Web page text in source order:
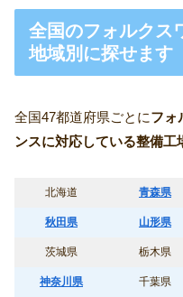
全国のフォルクス
地域別に探せます
全国47都道府県ごとにフォ
ンスに対応している整備工
北海道 青森県
秋田県 山形県
茨城県 栃木県
神奈川県 千葉県